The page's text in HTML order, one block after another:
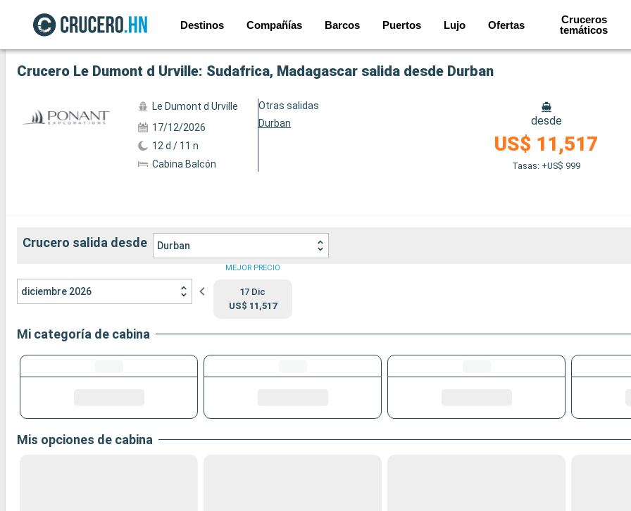
Destinos Compañías Barcos Puertos Lujo Ofertas
Cruceros
temáticos
Ver las 62 fotos siguientes
Crucero Le Dumont d Urville: Sudafrica, Madagascar salida desde Durban
Le Dumont d Urville
17/12/2026
12 d / 11 n
Cabina Balcón
Otras salidas
Durban
desde
US$ 11,517
Tasas: +US$ 999
Crucero salida desde Durban
diciembre 2026
MEJOR PRECIO
17 Dic
US$ 11,517
Mi categoría de cabina
Mis opciones de cabina